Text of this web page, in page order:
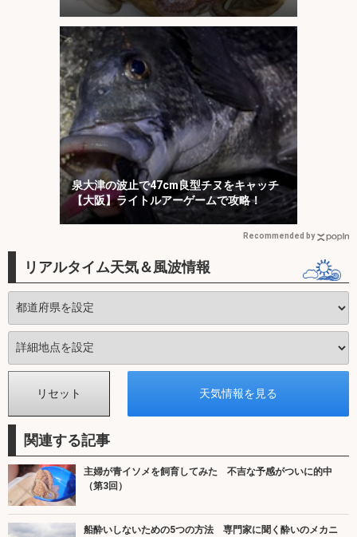
泉大津の波止で47cm良型チヌをキャッチ
【大阪】ライトルアーゲームで攻略！
Recommended by
リアルタイム天気＆風波情報
関連する記事
主婦が青イソメを飼育してみた 不吉な予感がついに的中
（第3回）
船酔いしないための5つの方法 専門家に聞く酔いのメカニ